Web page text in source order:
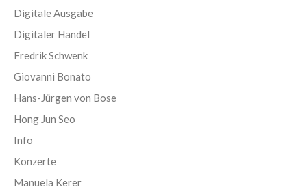
Digitale Ausgabe
Digitaler Handel
Fredrik Schwenk
Giovanni Bonato
Hans-Jürgen von Bose
Hong Jun Seo
Info
Konzerte
Manuela Kerer